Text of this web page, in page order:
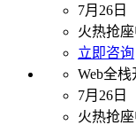
7月26日
火热抢
立即咨询
Web全栈
7月26日
火热抢